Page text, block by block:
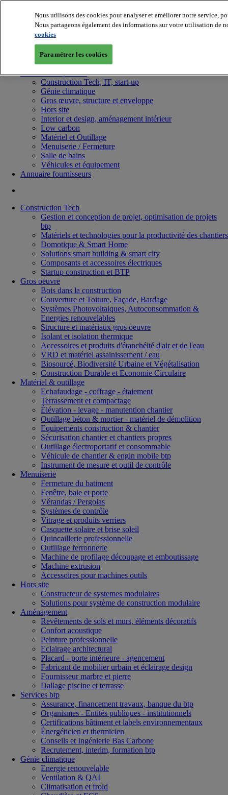
Batiradio
Articles & expertises
Construction Tech, IT, start-up
Génie climatique
Gros œuvre, structure et enveloppe
Hors site
Interior et design, aménagement intérieur
Low carbon
Matériel et Outillage
Menuiserie / Fermeture
Salle de bains
Véhicules et équipement
Annuaire fournisseurs
Construction Tech
Gestion et conception de projet, optimisation de projets
btp
Matériels et technologies pour la productivité des chantiers
Domotique & Smart Home
Solutions smart building & smart city
Composants et accessoires électriques
Startup construction et BTP
Gros oeuvre
Bois dans la construction
Couverture et Toiture, Façade, Bardage
Systèmes Photovoltaiques, Autoconsommation &
Energies renouvelables
Structure et matériaux gros oeuvre
Isolant et isolation thermique
Accessoires et produits d'étanchéité d'air et de l'eau
VRD et matériel assainissement / eau
Biosourcé, Biodiversité Urbaine et Végétalisation
Construction Durable et Economie Circulaire
Matériel & outillage
Echafaudage - coffrage - étaiement
Terrassement et compactage
Élévation - levage - manutention chantier
Outillage béton & mortier - matériel de démolition
Equipements construction & chantier
Sécurisation chantier et chantiers propres
Outillage électroportatif et consommable
Véhicule de chantier & engin mobile btp
Instrument de mesure et outil de contrôle
Menuiserie
Fermeture du batiment
Fenêtre, baie et porte
Vérandas / Pergolas
Systèmes de contrôle
Vitrage et produits verriers
Casquette solaire et brise soleil
Quincaillerie professionnelle
Outillage ferronnerie
Machine de profilage découpage et emboutissage
Machine extrusion
Accessoires pour machines outils
Hors site
Constructeur de systemes modulaires
Solutions pour système de construction modulaire
Aménagement
Revêtements de sols et murs, éléments décoratifs
Confort acoustique
Peinture professionnelle
Eclairage architectural
Placard - porte intérieure - agencement
Fabricant de mobilier urbain et éclairage design
Fournisseur marbre et pierre
Dallage piscine et terrasse
Services btp
Assurance, financement travaux, banque du btp
Organismes - Entités publiques - institutionnels
Certifications bâtiment et labels environnementaux
Énergéticien et thermicien
Conseils et Ingénierie Bas Carbone
Recrutement, interim, formation btp
Génie climatique
Energie renouvelable
Ventilation & QAI
Climatisation et froid
Nous utilisons des cookies pour analyser et améliorer notre service,
Nous partageons également des informations sur votre utilisation de
cookies
Paramétrer les cookies